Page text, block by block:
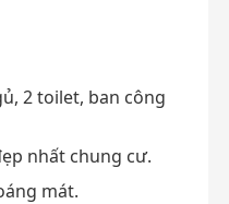
2 toilet, ban công
nhất chung cư.
mát.